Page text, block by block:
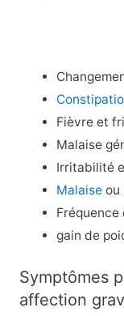
Fièvre et
Malaise
Irritabilité
Malaise ou
gain de
Symptômes
affection